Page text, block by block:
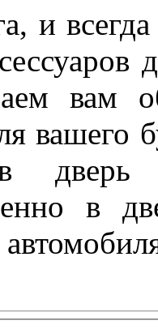
и
вам
вашего
дверь
в